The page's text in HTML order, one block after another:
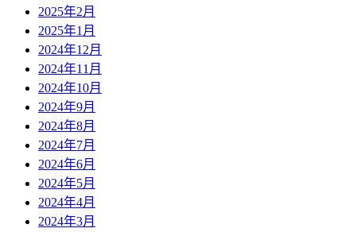
2025年2月
2025年1月
2024年12月
2024年11月
2024年10月
2024年9月
2024年8月
2024年7月
2024年6月
2024年5月
2024年4月
2024年3月